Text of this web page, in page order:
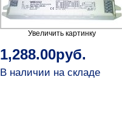
Увеличить картинку
1,288.00руб.
В наличии на складе